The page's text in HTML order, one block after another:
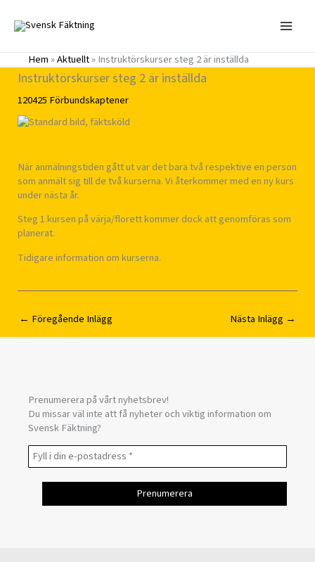
innehåll
Hem»Aktuellt»Instruktörskurser steg 2 är inställda
Instruktörskurser steg 2 är inställda
120425 Förbundskaptener
När anmälningstiden gått ut var det bara två respektive en person
som anmält sig till de två kurserna. Vi återkommer med en ny kurs
under nästa år.
Steg 1 kursen på värja/florett kommer dock att genomföras som
planerat.
Tidigare information om kurserna.
← Föregående Inlägg Nästa Inlägg →
Prenumerera på vårt nyhetsbrev!
Du missar väl inte att få nyheter och viktig information om
Svensk Fäktning?